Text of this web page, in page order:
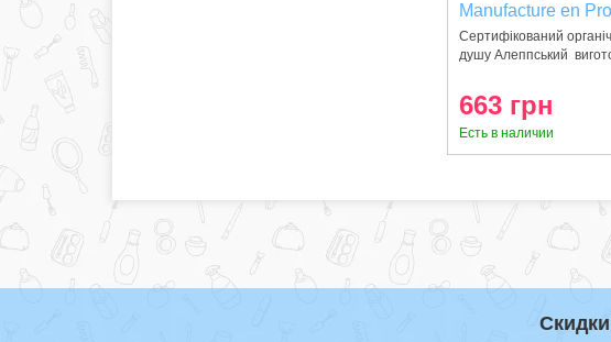
Manufacture en
(3700807300071)
Сертифікований
душу Алеппський
663 грн
Есть в наличии